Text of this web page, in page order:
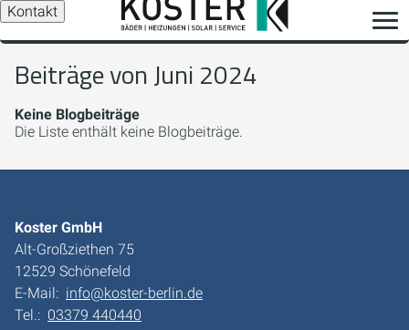
Kontakt
Beiträge von Juni 2024
Keine Blogbeiträge
Die Liste enthält keine Blogbeiträge.
Koster GmbH
Alt-Großziethen 75
12529 Schönefeld
E-Mail: info@koster-berlin.de
Tel.: 03379 440440